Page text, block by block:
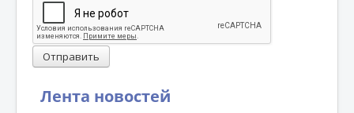
Лента новостей
Отправить